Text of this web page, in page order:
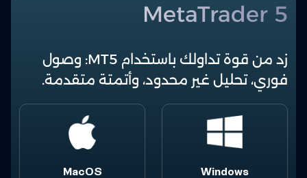
MetaTrader 5
زد من قوة تداولك باستخدام MT5: وصول
فوري، تحليل غير محدود، وأتمتة متقدمة.
Windows
MacOS